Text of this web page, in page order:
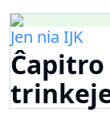
Jen nia IJK
Ĉapitro